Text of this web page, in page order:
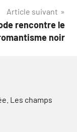
Article suivant
rencontre le
noir
Les champs